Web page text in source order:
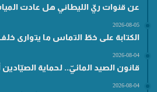
عن قنوات ريّ الليطاني هل عادت
2026-08-05
الكتابة على خطّ التماس ما يتوارى
2026-08-04
قانون الصيد المائيّ.. لحماية
2026-08-04